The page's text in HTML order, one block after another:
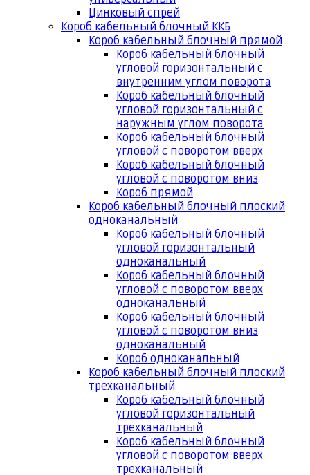
Цинковый спрей
Короб кабельный блочный ККБ
Короб кабельный блочный прямой
Короб кабельный блочный
угловой горизонтальный с
внутренним углом поворота
Короб кабельный блочный
угловой горизонтальный с
наружным углом поворота
Короб кабельный блочный
угловой с поворотом вверх
Короб кабельный блочный
угловой с поворотом вниз
Короб прямой
Короб кабельный блочный плоский
одноканальный
Короб кабельный блочный
угловой горизонтальный
одноканальный
Короб кабельный блочный
угловой с поворотом вверх
одноканальный
Короб кабельный блочный
угловой с поворотом вниз
одноканальный
Короб одноканальный
Короб кабельный блочный плоский
трехканальный
Короб кабельный блочный
угловой горизонтальный
трехканальный
Короб кабельный блочный
угловой с поворотом вверх
трехканальный